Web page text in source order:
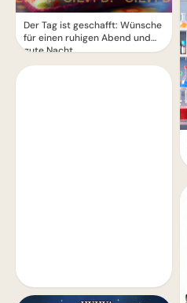
Der Tag ist geschafft: Wünsche
für einen ruhigen Abend und
gute Nacht.